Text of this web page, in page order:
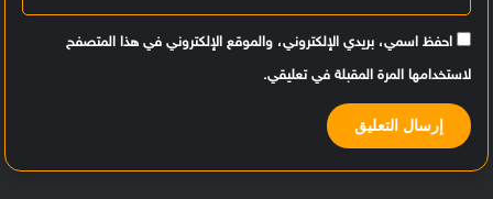
احفظ اسمي، بريدي الإلكتروني، والموقع الإلكتروني في هذا المتصفح
لاستخدامها المرة المقبلة في تعليقي.